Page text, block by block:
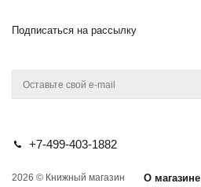
Подписаться на рассылку
+7-499-403-1882
2026 © Книжный магазин
О магазине